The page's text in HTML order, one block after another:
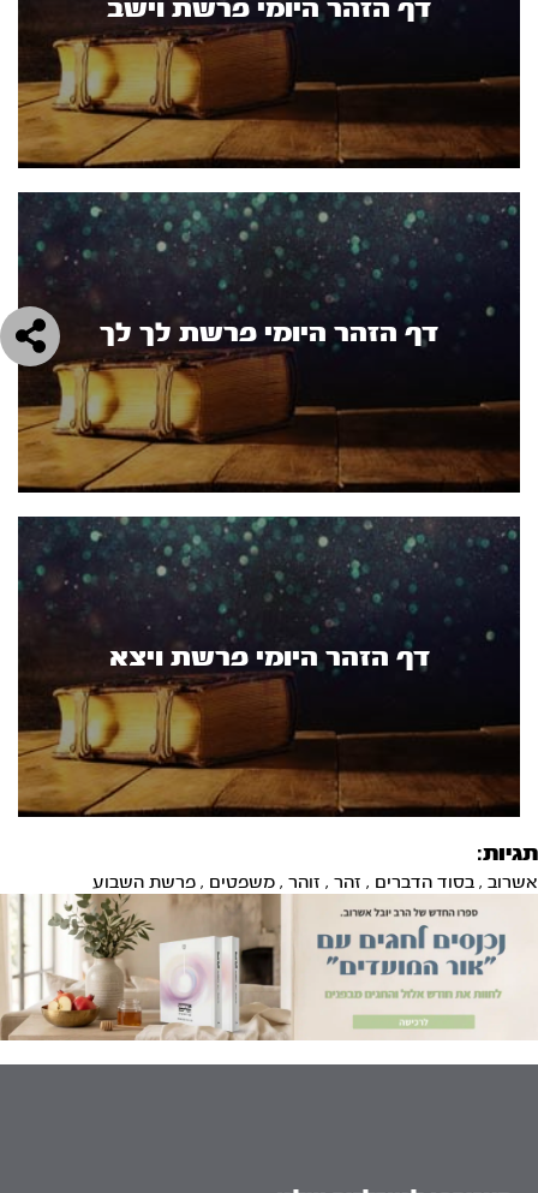
דף הזהר היומי פרשת וישב
דף הזהר היומי פרשת לך לך
דף הזהר היומי פרשת ויצא
תגיות:
אשרוב , בסוד הדברים , זהר , זוהר , משפטים , פרשת השבוע